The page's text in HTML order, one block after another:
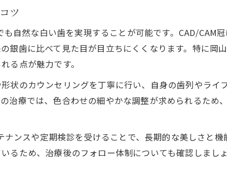
ツ
自然な白い歯を実現することが可能です。CAD/CAM
銀歯に比べて見た目が目立ちにくくなります。特に岡
る点が魅力です。
状のカウンセリングを丁寧に行い、自身の歯列やラ
治療では、色合わせの細やかな調整が求められるため
ナンスや定期検診を受けることで、長期的な美しさと
るため、治療後のフォロー体制についても確認しまし